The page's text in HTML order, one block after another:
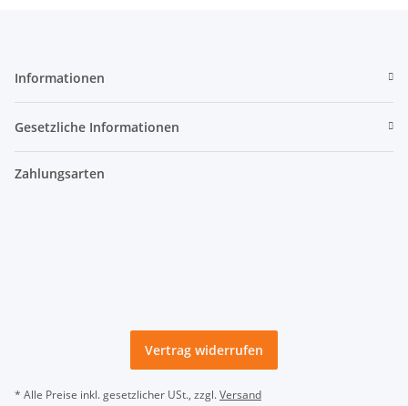
Informationen
Gesetzliche Informationen
Zahlungsarten
Vertrag widerrufen
* Alle Preise inkl. gesetzlicher USt., zzgl.Versand